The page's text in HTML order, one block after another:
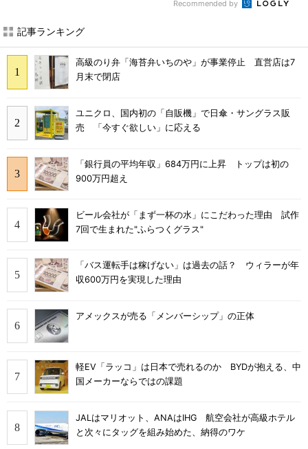
Recommended by
記事ランキング
高級のり弁「海苔弁いちのや」が事業停止 直営店は7
月末で閉店
ユニクロ、国内初の「自販機」で日傘・サングラス販
売 「今すぐ欲しい」に応える
「銀行員の平均年収」684万円に上昇 トップは初の
900万円超え
ビール会社が「まず一杯の水」にこだわった理由 試作
7回で生まれた"ふらつくグラス"
「バス運転手は稼げない」は過去の話？ ウィラーが年
収600万円を実現した理由
アメックスが売る「メンバーシップ」の正体
軽EV「ラッコ」は日本で売れるのか BYDが抱える、中
国メーカーならではの課題
JALはマリオット、ANAはIHG 航空会社が高級ホテル
と次々にタッグを組み始めた、納得のワケ